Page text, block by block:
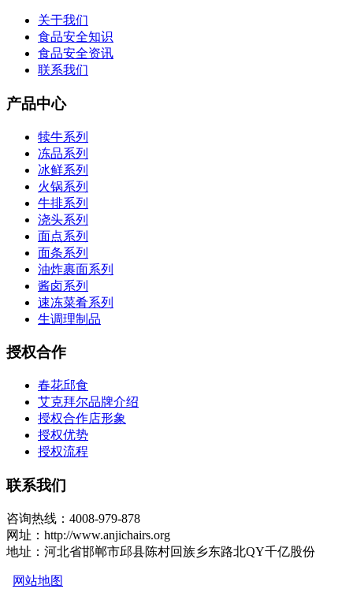
关于我们
食品安全知识
食品安全资讯
联系我们
产品中心
犊牛系列
冻品系列
冰鲜系列
火锅系列
牛排系列
浇头系列
面点系列
面条系列
油炸裹面系列
酱卤系列
速冻菜肴系列
生调理制品
授权合作
春花邱食
艾克拜尔品牌介绍
授权合作店形象
授权优势
授权流程
联系我们
咨询热线：4008-979-878
网址：http://www.anjichairs.org
地址：河北省邯郸市邱县陈村回族乡东路北QY千亿股份
网站地图